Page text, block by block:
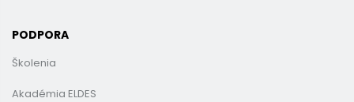
PODPORA
Školenia
Akadémia ELDES